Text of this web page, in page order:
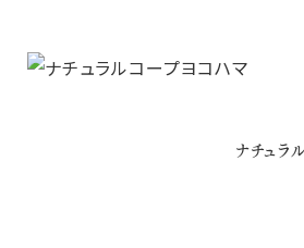
ナチュラ